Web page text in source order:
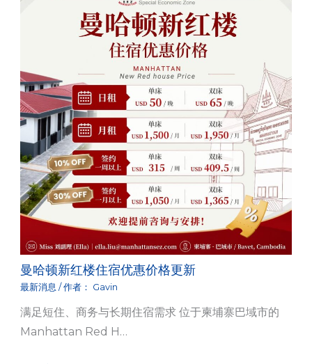
曼哈顿新红楼住宿优惠价格更新
最新消息 / 作者： Gavin
满足短住、商务与长期住宿需求 位于柬埔寨巴域市的
Manhattan Red H…